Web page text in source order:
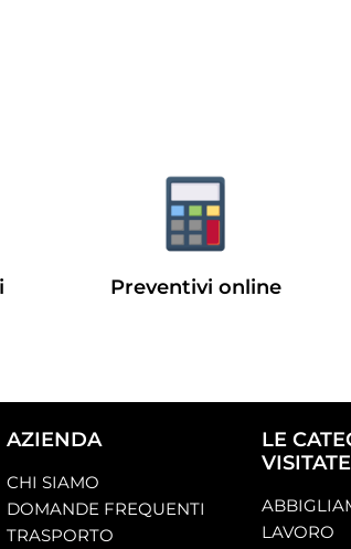
Preventivi online
AZIENDA
CHI SIAMO
DOMANDE FREQUENTI
TRASPORTO
LE
VISITATE
LAVORO